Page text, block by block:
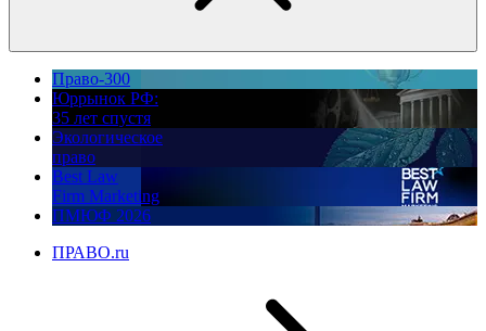
Право-300
Юррынок РФ:
35 лет спустя
Экологическое
право
Best Law
Firm Marketing
ПМЮФ 2026
ПРАВО.ru